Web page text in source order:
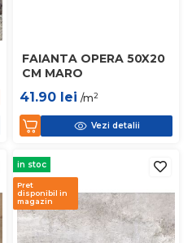
FAIANTA OPERA 50X20
CM MARO
41.90 lei /m2
Vezi detalii
in stoc
Pret
disponibil in
magazin